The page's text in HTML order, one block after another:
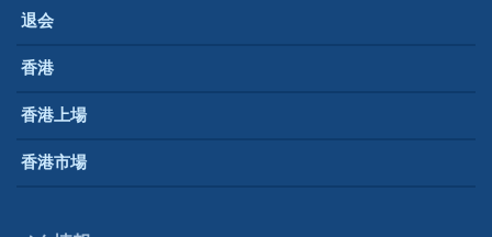
退会
香港
香港上場
香港市場